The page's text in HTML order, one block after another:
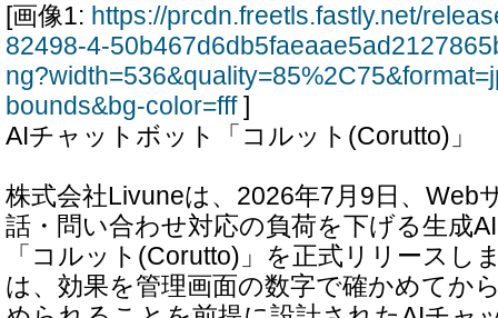
[画像1: https://prcdn.freetls.fastly.net/
82498-4-
bounds&bg-color=fff]
AIチャットボット「コルット(Corutto)」
株式会社Livuneは、2026年7月9日、Web
話・問い合わせ対応の負荷を下げる生成
「コルット(Corutto)」を正式リリースし
は、効果を管理画面の数字で確かめてか